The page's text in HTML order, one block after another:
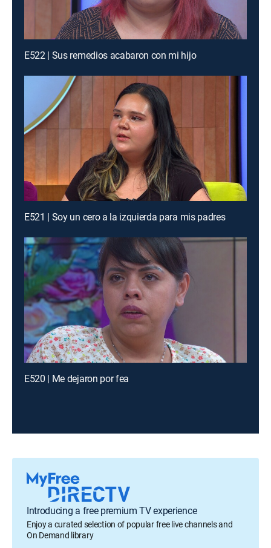
E522 | Sus remedios acabaron con mi hijo
E521 | Soy un cero a la izquierda para mis padres
E520 | Me dejaron por fea
Introducing a free premium TV experience
Enjoy a curated selection of popular free live channels and
On Demand library